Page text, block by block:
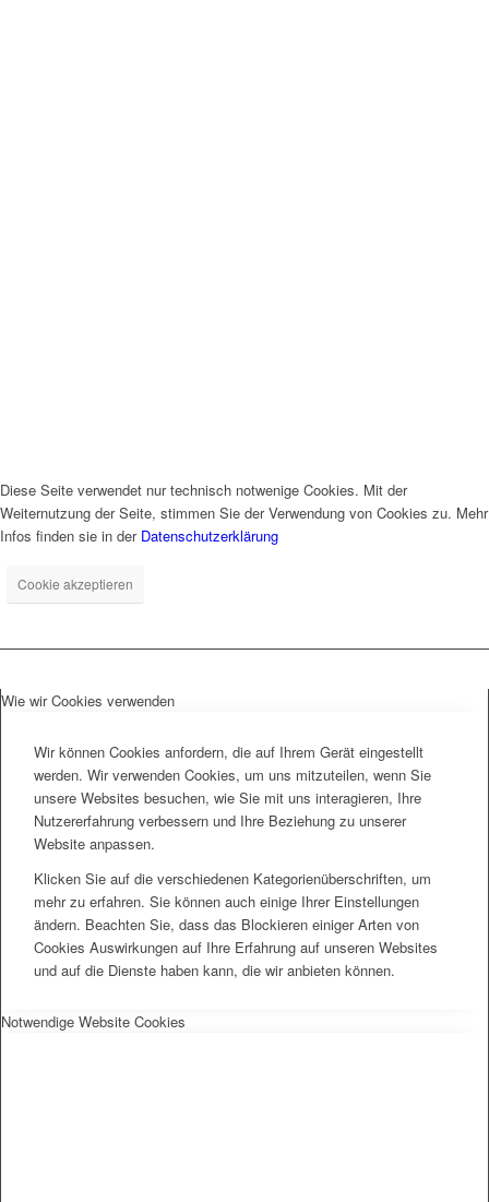
Diese Seite verwendet nur technisch notwenige Cookies. Mit der
Weiternutzung der Seite, stimmen Sie der Verwendung von Cookies zu. Mehr
Infos finden sie in der Datenschutzerklärung
Cookie akzeptieren
Wie wir Cookies verwenden
Wir können Cookies anfordern, die auf Ihrem Gerät eingestellt
werden. Wir verwenden Cookies, um uns mitzuteilen, wenn Sie
unsere Websites besuchen, wie Sie mit uns interagieren, Ihre
Nutzererfahrung verbessern und Ihre Beziehung zu unserer
Website anpassen.
Klicken Sie auf die verschiedenen Kategorienüberschriften, um
mehr zu erfahren. Sie können auch einige Ihrer Einstellungen
ändern. Beachten Sie, dass das Blockieren einiger Arten von
Cookies Auswirkungen auf Ihre Erfahrung auf unseren Websites
und auf die Dienste haben kann, die wir anbieten können.
Notwendige Website Cookies